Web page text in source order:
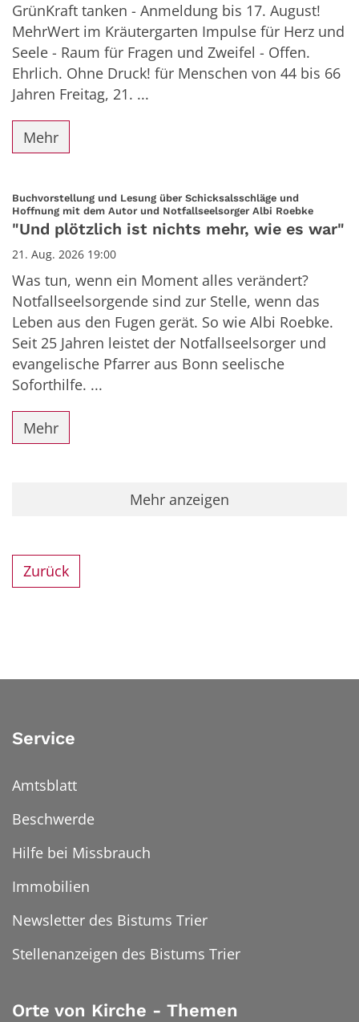
GrünKraft tanken - Anmeldung bis 17. August!
MehrWert im Kräutergarten Impulse für Herz und
Seele - Raum für Fragen und Zweifel - Offen.
Ehrlich. Ohne Druck! für Menschen von 44 bis 66
Jahren Freitag, 21. ...
Mehr
Buchvorstellung und Lesung über Schicksalsschläge und
Hoffnung mit dem Autor und Notfallseelsorger Albi Roebke:
"Und plötzlich ist nichts mehr, wie es war"
21. Aug. 2026 19:00
Was tun, wenn ein Moment alles verändert?
Notfallseelsorgende sind zur Stelle, wenn das
Leben aus den Fugen gerät. So wie Albi Roebke.
Seit 25 Jahren leistet der Notfallseelsorger und
evangelische Pfarrer aus Bonn seelische
Soforthilfe. ...
Mehr
Mehr anzeigen
Zurück
Service
Amtsblatt
Beschwerde
Hilfe bei Missbrauch
Immobilien
Newsletter des Bistums Trier
Stellenanzeigen des Bistums Trier
Orte von Kirche - Themen